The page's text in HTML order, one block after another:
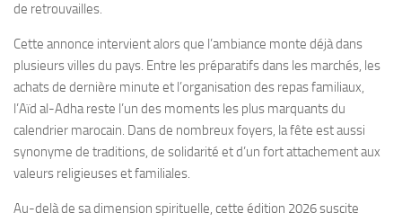
de retrouvailles.
Cette annonce intervient alors que l’ambiance monte déjà dans
plusieurs villes du pays. Entre les préparatifs dans les marchés, les
achats de dernière minute et l’organisation des repas familiaux,
l’Aïd al-Adha reste l’un des moments les plus marquants du
calendrier marocain. Dans de nombreux foyers, la fête est aussi
synonyme de traditions, de solidarité et d’un fort attachement aux
valeurs religieuses et familiales.
Au-delà de sa dimension spirituelle, cette édition 2026 suscite